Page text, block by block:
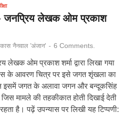
– जनप्रिय लेखक ओम प्रकाश
नैनवाल 'अंजान' - 6 Comments.
लेखक ओम प्रकाश शर्मा द्वारा लिखा गया
के आवरण चित्र पर इसे जगत शृंखला का
इसमें जगत के अलावा जगन और बन्दूकसिंह
मामले की तहकीकात होती दिखाई देती
रहता है। पढ़ें उपन्यास पर लिखी यह टिप्पणी: